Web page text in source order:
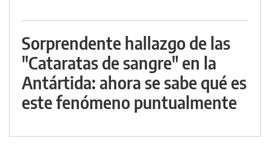
Sorprendente hallazgo de las
"Cataratas de sangre" en la
Antártida: ahora se sabe qué es
este fenómeno puntualmente